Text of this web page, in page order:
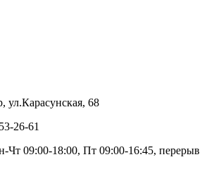
ул.​Карасунская, 68
26-61
Чт 09:00-18:00, Пт 09:00-16:45, перерыв